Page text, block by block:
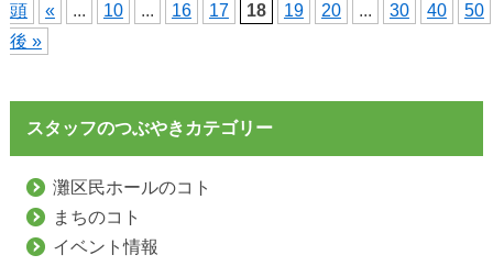
頭
« ... 10 ... 16 17 18 19 20 ... 30 40
50
後 »
スタッフのつぶやきカテゴリー
灘区民ホールのコト
まちのコト
イベント情報